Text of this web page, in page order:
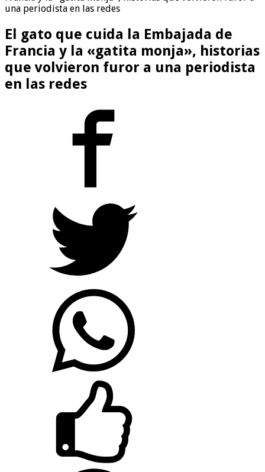
una periodista en las redes
El gato que cuida la Embajada de
Francia y la «gatita monja», historias
que volvieron furor a una periodista
en las redes